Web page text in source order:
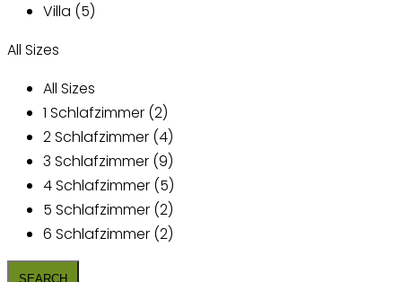
Villa (5)
All Sizes
All Sizes
1 Schlafzimmer (2)
2 Schlafzimmer (4)
3 Schlafzimmer (9)
4 Schlafzimmer (5)
5 Schlafzimmer (2)
6 Schlafzimmer (2)